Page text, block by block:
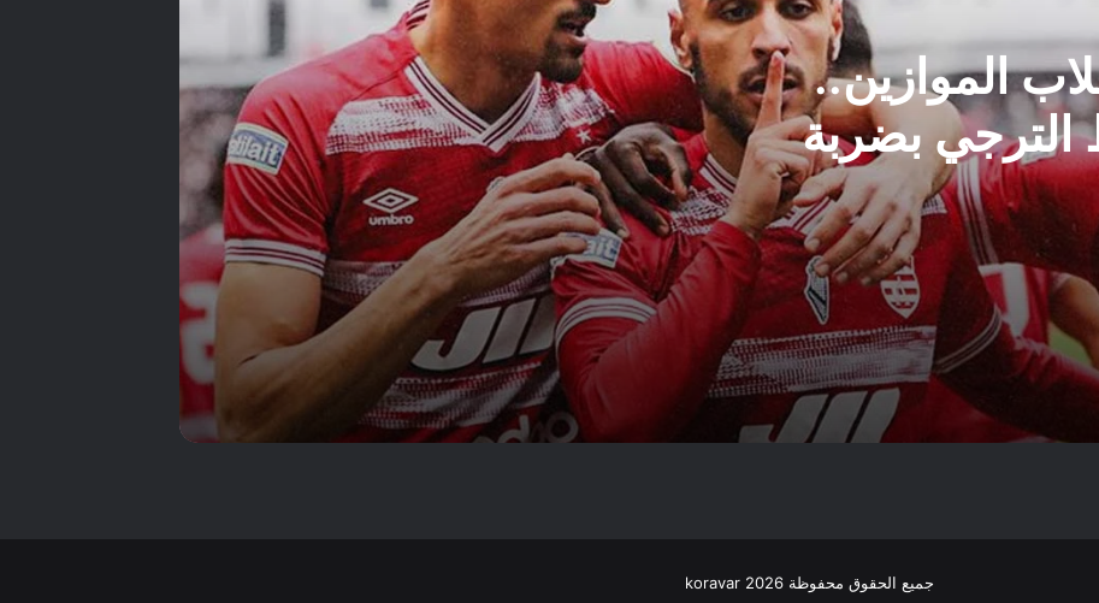
الموازين..
الترجي بضربة
الموازين.. الإفريقي
يُسقط الترجي بضربة
واحدة
الجولة الثامنة والعشرون
تفتح شهية الإفريقي أمام
الملعب التونسي
في رادس – الصفاقسي
لم يفز، لكن الترجي هو
الخاسر الأكبر
جميع الحقوق محفوظة koravar 2026